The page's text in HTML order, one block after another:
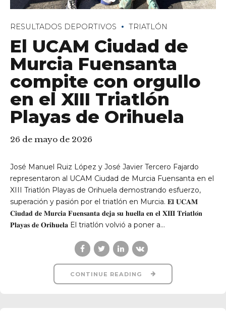
RESULTADOS DEPORTIVOS TRIATLÓN
El UCAM Ciudad de
Murcia Fuensanta
compite con orgullo
en el XIII Triatlón
Playas de Orihuela
26 de mayo de 2026
José Manuel Ruiz López y José Javier Tercero Fajardo
representaron al UCAM Ciudad de Murcia Fuensanta en el
XIII Triatlón Playas de Orihuela demostrando esfuerzo,
superación y pasión por el triatlón en Murcia. 𝐄𝐥 𝐔𝐂𝐀𝐌
𝐂𝐢𝐮𝐝𝐚𝐝 𝐝𝐞 𝐌𝐮𝐫𝐜𝐢𝐚 𝐅𝐮𝐞𝐧𝐬𝐚𝐧𝐭𝐚 𝐝𝐞𝐣𝐚 𝐬𝐮 𝐡𝐮𝐞𝐥𝐥𝐚 𝐞𝐧 𝐞𝐥 𝐗𝐈𝐈𝐈 𝐓𝐫𝐢𝐚𝐭𝐥𝐨́𝐧
𝐏𝐥𝐚𝐲𝐚𝐬 𝐝𝐞 𝐎𝐫𝐢𝐡𝐮𝐞𝐥𝐚 El triatlón volvió a poner a...
CONTINUE READING